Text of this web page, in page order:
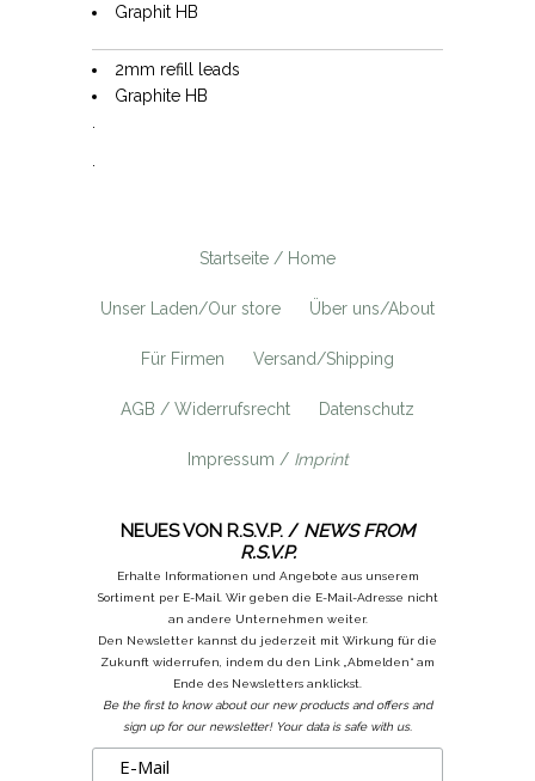
Graphit HB
2mm refill leads
Graphite HB
Startseite / Home
Unser Laden/Our store Über uns/About
Für Firmen Versand/Shipping
AGB / Widerrufsrecht Datenschutz
Impressum / Imprint
NEUES VON R.S.V.P. / NEWS FROM
R.S.V.P.
Erhalte Informationen und Angebote aus unserem
Sortiment per E-Mail. Wir geben die E-Mail-Adresse nicht
an andere Unternehmen weiter.
Den Newsletter kannst du jederzeit mit Wirkung für die
Zukunft widerrufen, indem du den Link „Abmelden“ am
Ende des Newsletters anklickst.
Be the first to know about our new products and offers and
sign up for our newsletter! Your data is safe with us.